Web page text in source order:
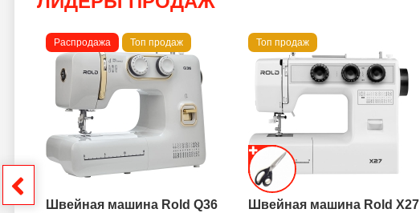
Распродажа Топ продаж
Швейная машина Rold Q36
Топ продаж
Швейная машина Rold X27